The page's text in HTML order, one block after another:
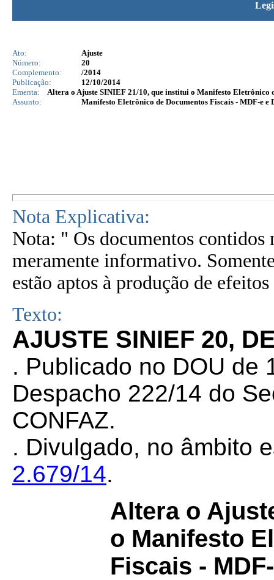
Ato:
Ajuste
Número:
20
Complemento:
/2014
Publicação:
12/10/2014
Ementa:
Altera o Ajuste SINIEF 21/10, que institui o Manifesto Eletrônico
Assunto:
Manifesto Eletrônico de Documentos Fiscais - MDF-e
Nota Explicativa:
Nota: " Os documentos contidos
meramente informativo.
estão aptos à produção de
Texto:
AJUSTE SINIEF 20,
. Publicado no DOU de
Despacho 222/14 do
CONFAZ.
. Divulgado, no âmbito
2.679/14.
Altera o
o Manifesto
Fiscais -